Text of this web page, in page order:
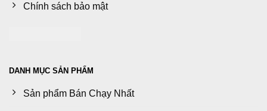
Chính sách bảo mật
DANH MỤC SẢN PHẨM
Sản phẩm Bán Chạy Nhất